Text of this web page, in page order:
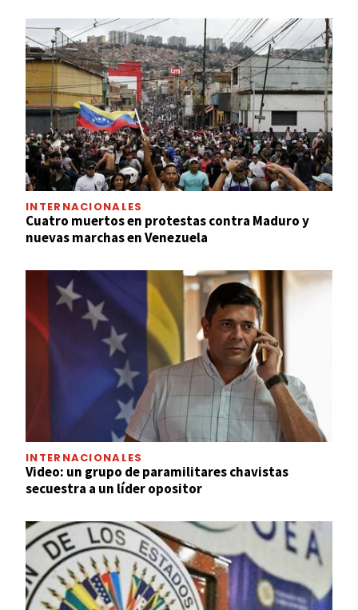
INTERNACIONALES
Cuatro muertos en protestas contra Maduro y
nuevas marchas en Venezuela
INTERNACIONALES
Video: un grupo de paramilitares chavistas
secuestra a un líder opositor